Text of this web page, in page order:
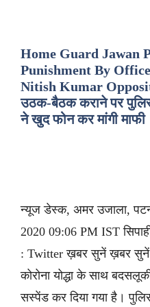
Home Guard Jawan
Punishment By
Nitish Kumar
उठक-बैठक कराने पर
ने खुद फोन कर मांगी माफी
न्यूज डेस्क, अमर उजाला,
2020 09:06 PM IST
: Twitter ख़बर सुनें ख़बर सुनें
कोरोना योद्धा के साथ
सस्पेंड कर दिया गया है।